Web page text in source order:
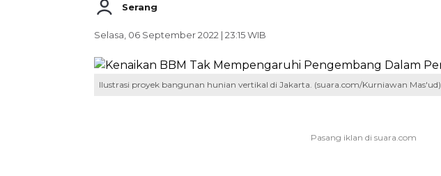
Serang
Selasa, 06 September 2022 | 23:15 WIB
Ilustrasi proyek bangunan hunian vertikal di Jakarta. (suara.com/Kurniawan Mas'ud)